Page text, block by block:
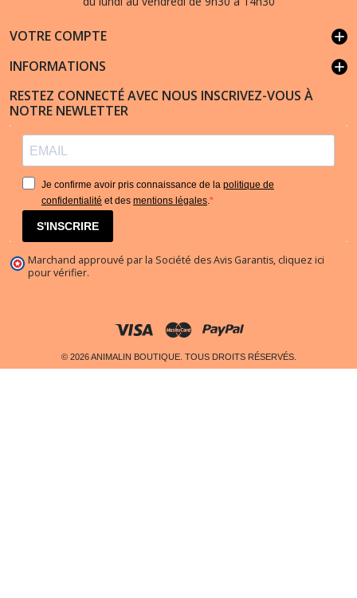
VOTRE COMPTE add
INFORMATIONS add
RESTEZ CONNECTÉ AVEC NOUS INSCRIVEZ-VOUS À
NOTRE NEWLETTER
Je confirme avoir pris connaissance de la politique de
confidentialité et des mentions légales.
S'INSCRIRE
Marchand approuvé par la Société des Avis Garantis, cliquez ici
pour vérifier.
© 2026 ANIMALIN BOUTIQUE. TOUS DROITS RÉSERVÉS.